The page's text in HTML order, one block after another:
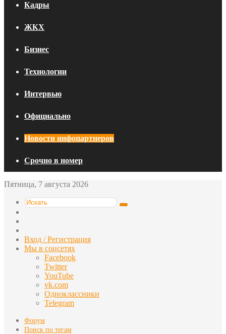
Кадры
ЖКХ
Бизнес
Технологии
Интервью
Официально
Новости инфопартнеров
Срочно в номер
Пятница, 7 августа 2026
Искать
статья
Вход / Регистрация
Мы в соцсетях
Facebook
Twitter
YouTube
vk.com
Одноклассники
Telegram
Форум
Поиск по тегам